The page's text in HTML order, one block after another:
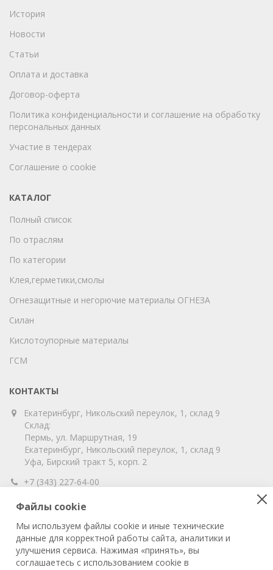
История
Новости
Статьи
Оплата и доставка
Договор-оферта
Политика конфиденциальности и соглашение на обработку
персональных данных
Участие в тендерах
Соглашение о cookie
КАТАЛОГ
Полный список
По отраслям
По категории
Клея,герметики,смолы
Огнезащитные и негорючие материалы ОГНЕЗА
Силан
Кислотоупорные материалы
ГСМ
КОНТАКТЫ
Екатеринбург, Никольский переулок, 1, склад 9
Склад:
Пермь, ул. Маршрутная, 19
Екатеринбург, Никольский переулок, 1, склад 9
Уфа, Бирский тракт 5, корп. 2
+7 (343) 227-64-00
info@vitahim-perm.ru
ООО «ВитаХим Пермь»
ОГРН: 1115905003059
ИНН/КПП: 5905285619/590501001
Файлы cookie
Мы используем файлы cookie и иные технические
данные для корректной работы сайта, аналитики и
улучшения сервиса. Нажимая «принять», вы
соглашаетесь с использованием cookie в